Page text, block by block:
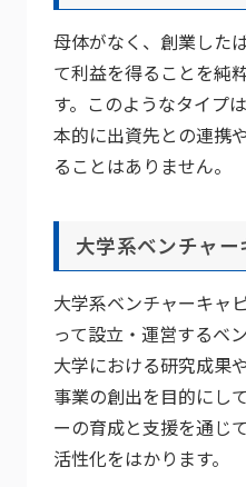
母体がなく、創業した
て利益を得ることを純
す。このようなタイプ
本的に出資先との連携
ることはありません。
大学系ベンチャー
大学系ベンチャーキャ
って設立・運営するベ
大学における研究成果
事業の創出を目的にし
ーの育成と支援を通じ
活性化をはかります。